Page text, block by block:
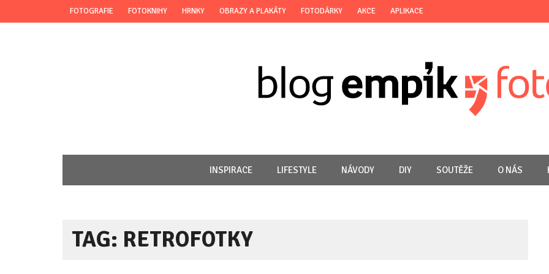
FOTOGRAFIE FOTOKNIHY HRNKY OBRAZY A PLAKÁTY FOTODÁRKY AKCE APLIKACE
INSPIRACE LIFESTYLE NÁVODY DIY SOUTĚŽE O NÁS
TAG: RETROFOTKY